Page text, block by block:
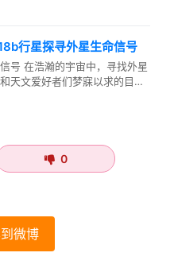
行星探寻外星生命信号
号 在浩瀚的宇宙中，寻找外星
天文爱好者们梦寐以求的目
0
微博